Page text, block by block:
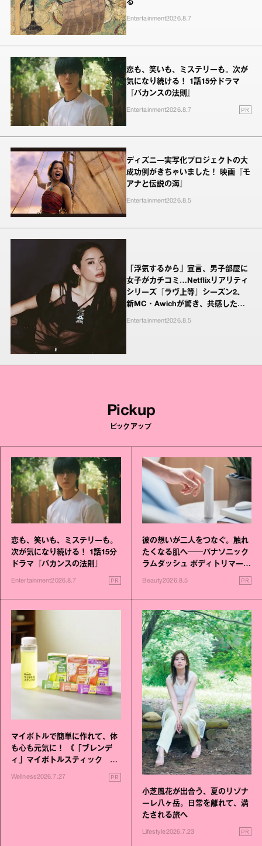
る
Entertainment2026.8.7
恋も、笑いも、ミステリーも。次が
気になり続ける！ 1話15分ドラマ
『バカンスの法則』
Entertainment2026.8.7 PR
ディズニー実写化プロジェクトの大
成功例がきちゃいました！ 映画『モ
アナと伝説の海』
Entertainment2026.8.5
「浮気するから」宣言、男子部屋に
女子がカチコミ…Netflixリアリティ
シリーズ『ラヴ上等』シーズン2、
新MC・Awichが驚き、共感したヤ
ンキーたちの本気の恋模様
Entertainment2026.8.5
Pickup
ピックアップ
恋も、笑いも、ミステリーも。
次が気になり続ける！ 1話15分
ドラマ『バカンスの法則』
Entertainment2026.8.7 PR
彼の想いが二人をつなぐ。触れ
たくなる肌へ──パナソニック
ラムダッシュ ボディトリマーが
Beauty2026.8.5 PR
マイボトルで簡単に作れて、体
も心も元気に！ 《「ブレンデ
ィ」マイボトルスティック い
いこと毎日》シリーズが誕生
Wellness2026.7.27 PR
小芝風花が出合う、夏のリゾナ
ーレ八ヶ岳。日常を離れて、満
たされる旅へ
Lifestyle2026.7.23 PR